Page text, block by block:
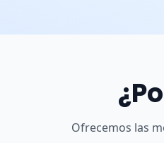
Ofrecemos las